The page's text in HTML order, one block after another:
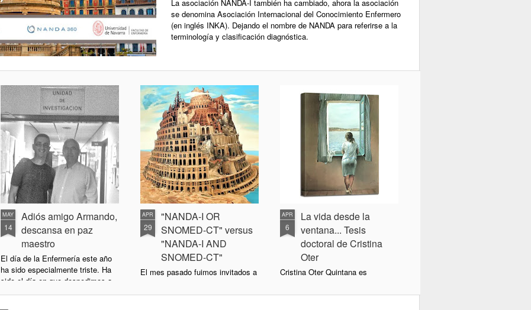
La asociación NANDA-I también ha cambiado, ahora la asociación
se denomina Asociación Internacional del Conocimiento Enfermero
(en inglés INKA). Dejando el nombre de NANDA para referirse a la
terminología y clasificación diagnóstica.
MAY
14
Adiós amigo Armando,
descansa en paz
maestro
El día de la Enfermería este año
ha sido especialmente triste. Ha
sido el día en que despedimos a
un maestro, un impulsor
APR
29
"NANDA-I OR
SNOMED-CT" versus
"NANDA-I AND
SNOMED-CT"
El mes pasado fuimos invitados a
del XXIX Congreso Nacional de
APR
6
La vida desde la
ventana... Tesis
doctoral de Cristina
Oter
Cristina Oter Quintana es
profesora en la Universidad